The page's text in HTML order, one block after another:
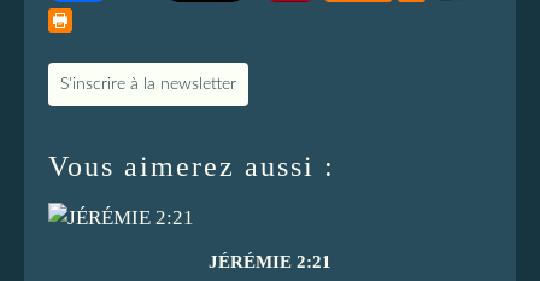
S'inscrire à la newsletter
Vous aimerez aussi :
JÉRÉMIE 2:21